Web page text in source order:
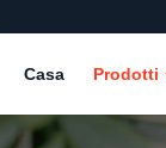
Casa Prodotti